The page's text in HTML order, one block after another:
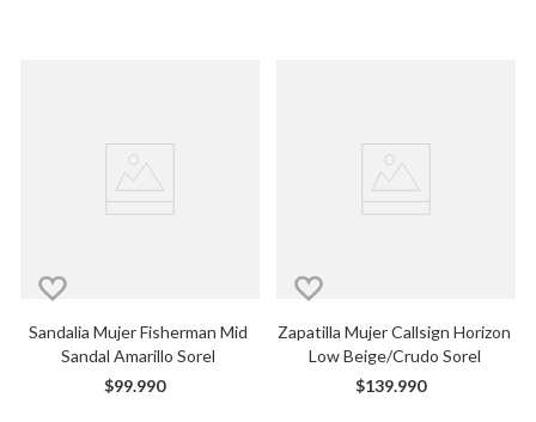
Sandalia Mujer Fisherman Mid
Sandal Amarillo Sorel
$99.990
Zapatilla Mujer Callsign Horizon
Low Beige/Crudo Sorel
$139.990